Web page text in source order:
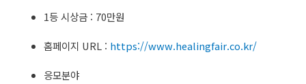
1등 시상금 : 70만원
홈페이지 URL : https://www.healingfair.co.kr/
응모분야